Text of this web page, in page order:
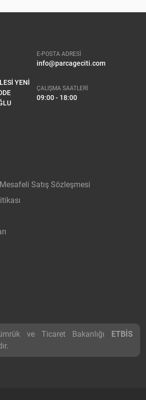
E-POSTA ADRESİ
info@parcageciti.com
YENİ
ÇALIŞMA SAATLERİ
09:00 - 18:00
Satış Sözleşmesi
ve Ticaret Bakanlığı ETBİS